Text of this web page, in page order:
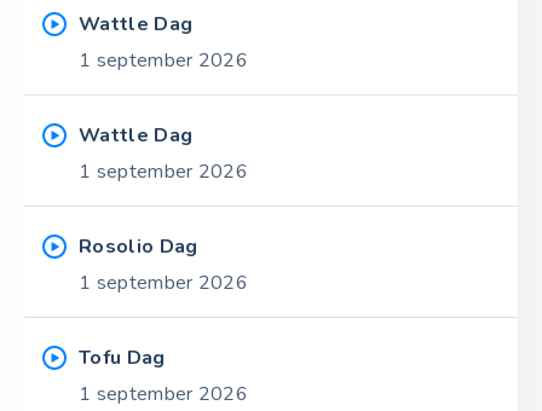
Wattle Dag
1 september 2026
Wattle Dag
1 september 2026
Rosolio Dag
1 september 2026
Tofu Dag
1 september 2026